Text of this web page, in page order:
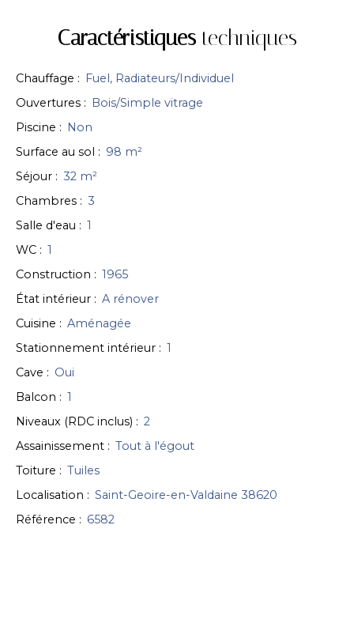
Caractéristiquestechniques
Chauffage : Fuel, Radiateurs/Individuel
Ouvertures : Bois/Simple vitrage
Piscine : Non
Surface au sol : 98 m²
Séjour : 32 m²
Chambres : 3
Salle d'eau : 1
WC : 1
Construction : 1965
État intérieur : A rénover
Cuisine : Aménagée
Stationnement intérieur : 1
Cave : Oui
Balcon : 1
Niveaux (RDC inclus) : 2
Assainissement : Tout à l'égout
Toiture : Tuiles
Localisation : Saint-Geoire-en-Valdaine 38620
Référence : 6582